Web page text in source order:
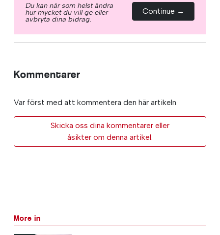
Du kan när som helst ändra
hur mycket du vill ge eller
avbryta dina bidrag.
Continue →
Kommentarer
Var först med att kommentera den här artikeln
Skicka oss dina kommentarer eller
åsikter om denna artikel.
More in